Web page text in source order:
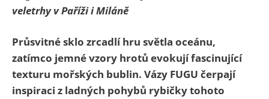
veletrhy v Paříži i Miláně
Průsvitné sklo zrcadlí hru světla oceánu,
zatímco jemné vzory hrotů evokují fascinující
texturu mořských bublin. Vázy FUGU čerpají
inspiraci z ladných pohybů rybičky tohoto